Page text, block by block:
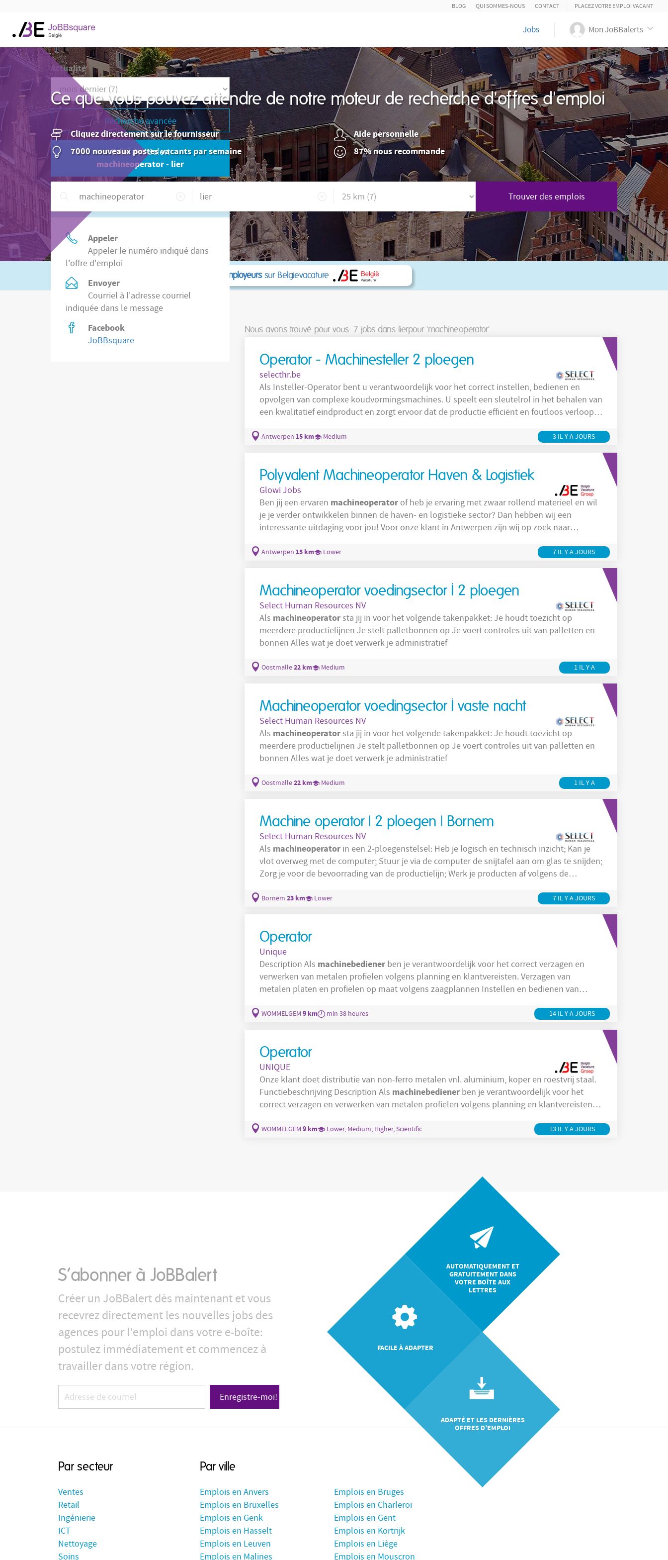
BLOG QUI SOMMES-NOUS CONTACT PLACEZ VOTRE EMPLOI VACANT
Jobs Mon JoBBalerts
Ce que vous pouvez attendre de notre moteur de recherche d'offres d'emploi
Cliquez directement sur le fournisseur
Aide personnelle
7000 nouveaux postes vacants par semaine
87% nous recommande
Trouver des emplois
Ou recherchez 2.200 postes vacants des employeurssur Belgievacature
Actualité
Recherche avancée
Créer JoBBalert
machineoperator - lier
Besoin d'aide ?
Appeler
Appeler le numéro indiqué dans
l'offre d'emploi
Envoyer
Courriel à l'adresse courriel
indiquée dans le message
Facebook
JoBBsquare
Nous avons trouvé pour vous: 7 jobs dans lierpour 'machineoperator'
Operator - Machinesteller 2 ploegen
selecthr.be
Als Insteller-Operator bent u verantwoordelijk voor het correct instellen, bedienen en
opvolgen van complexe koudvormingsmachines. U speelt een sleutelrol in het behalen van
een kwalitatief eindproduct en zorgt ervoor dat de productie efficiënt en foutloos verloopt.
specificaties. Bedienen en opvolgen van het productieproces met aandacht voor
Antwerpen 15 km Medium 3 IL Y A JOURS
Polyvalent Machineoperator Haven & Logistiek
Glowi Jobs
Ben jij een ervaren machineoperatorof heb je ervaring met zwaar rollend materieel en wil
je je verder ontwikkelen binnen de haven- en logistieke sector? Dan hebben wij een
interessante uitdaging voor jou! Voor onze klant in Antwerpen zijn wij op zoek naar
klanten in België en krijgt de kans om je vaardigheden verder uit te breiden dankzij interne
Antwerpen 15 km Lower 7 IL Y A JOURS
Machineoperator voedingsector I 2 ploegen
Select Human Resources NV
Als machineoperatorsta jij in voor het volgende takenpakket: Je houdt toezicht op
meerdere productielijnen Je stelt palletbonnen op Je voert controles uit van palletten en
bonnen Alles wat je doet verwerk je administratief
Oostmalle22 km Medium 1 IL Y A
Machineoperator voedingsector I vaste nacht
Select Human Resources NV
Als machineoperatorsta jij in voor het volgende takenpakket: Je houdt toezicht op
meerdere productielijnen Je stelt palletbonnen op Je voert controles uit van palletten en
bonnen Alles wat je doet verwerk je administratief
Oostmalle22 km Medium 1 IL Y A
Machine operator | 2 ploegen | Bornem
Select Human Resources NV
Als machineoperatorin een 2-ploegenstelsel: Heb je logisch en technisch inzicht; Kan je
vlot overweg met de computer; Stuur je via de computer de snijtafel aan om glas te snijden;
Zorg je voor de bevoorrading van de productielijn; Werk je producten af volgens de
Bornem 23 km Lower 7 IL Y A JOURS
Operator
Unique
Description Als machinebedienerben je verantwoordelijk voor het correct verzagen en
verwerken van metalen profielen volgens planning en klantvereisten. Verzagen van
metalen platen en profielen op maat volgens zaagplannen Instellen en bedienen van
instructies Beheer van reststukken en voorraad Intern transporteren van afgewerkte orders
WOMMELGEM 9 km min 38 heures 14 IL Y A JOURS
Operator
UNIQUE
Onze klant doet distributie van non-ferro metalen vnl. aluminium, koper en roestvrij staal.
Functiebeschrijving Description Als machinebedienerben je verantwoordelijk voor het
correct verzagen en verwerken van metalen profielen volgens planning en klantvereisten.
bedienen van zaagmachines ( SAP -gestuurd) Verpakken van materialen volgens
WOMMELGEM 9 km Lower, Medium, Higher, Scientific 13 IL Y A JOURS
S’abonner à JoBBalert
Créer un JoBBalert dès maintenant et vous
recevrez directement les nouvelles jobs des
agences pour l'emploi dans votre e-boîte:
postulez immédiatement et commencez à
travailler dans votre région.
AUTOMATIQUEMENT ET
GRATUITEMENT DANS
VOTRE BOÎTE AUX
LETTRES
FACILE À ADAPTER
ADAPTÉ ET LES DERNIÈRES
OFFRES D’EMPLOI
Enregistre-moi!
Par secteur
Ventes
Retail
Ingénierie
ICT
Nettoyage
Soins
Par ville
Emplois en Anvers
Emplois en Bruges
Emplois en Bruxelles
Emplois en Charleroi
Emplois en Genk
Emplois en Gent
Emplois en Hasselt
Emplois en Kortrijk
Emplois en Leuven
Emplois en Liège
Emplois en Malines
Emplois en Mouscron